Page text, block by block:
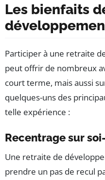
Les bienfaits
Participer à une retraite
peut offrir de nombreux
court terme, mais aussi
quelques-uns des
telle expérience :
Recentrage sur
Une retraite de
prendre un pas de recul